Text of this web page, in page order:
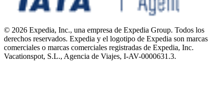
© 2026 Expedia, Inc., una empresa de Expedia Group. Todos los
derechos reservados. Expedia y el logotipo de Expedia son marcas
comerciales o marcas comerciales registradas de Expedia, Inc.
Vacationspot, S.L., Agencia de Viajes, I-AV-0000631.3.